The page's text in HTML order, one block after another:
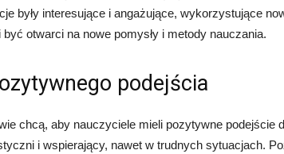
były interesujące i angażujące, wykorzystujące
być otwarci na nowe pomysły i metody nauczania.
podejścia
chcą, aby nauczyciele mieli pozytywne podejście
i wspierający, nawet w trudnych sytuacjach.